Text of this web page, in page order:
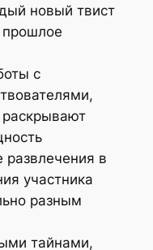
новый твист
прошлое
с
раскрывают
в
участника
разным
тайнами,